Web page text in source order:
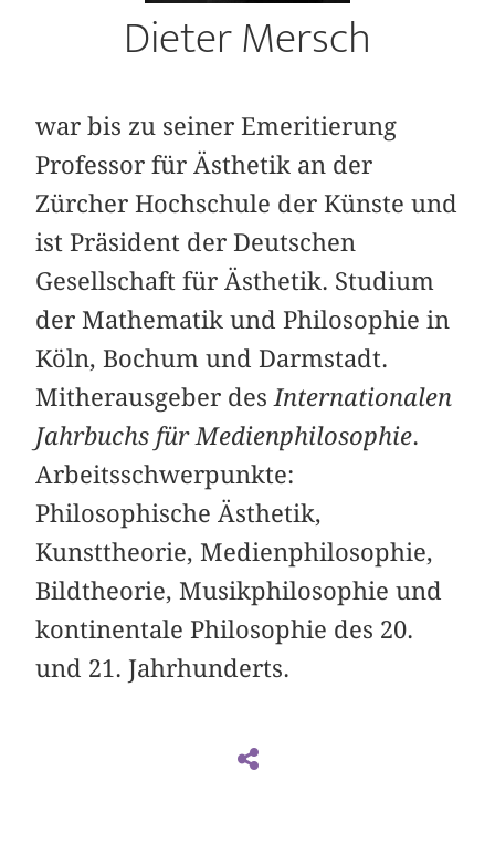
Dieter Mersch
war bis zu seiner Emeritierung
Professor für Ästhetik an der
Zürcher Hochschule der Künste und
ist Präsident der Deutschen
Gesellschaft für Ästhetik. Studium
der Mathematik und Philosophie in
Köln, Bochum und Darmstadt.
Mitherausgeber des Internationalen
Jahrbuchs für Medienphilosophie.
Arbeitsschwerpunkte:
Philosophische Ästhetik,
Kunsttheorie, Medienphilosophie,
Bildtheorie, Musikphilosophie und
kontinentale Philosophie des 20.
und 21. Jahrhunderts.